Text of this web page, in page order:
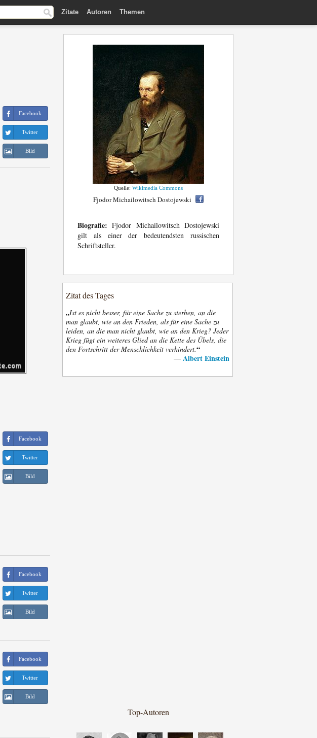
Zitate Autoren Themen
Facebook
Twitter
Bild
Facebook
Twitter
Bild
Facebook
Twitter
Bild
Facebook
Twitter
Bild
Quelle: Wikimedia Commons
Fjodor Michailowitsch Dostojewski
Biografie: Fjodor Michailowitsch Dostojewski
gilt als einer der bedeutendsten russischen
Schriftsteller.
Zitat des Tages
„Ist es nicht besser, für eine Sache zu sterben, an die
man glaubt, wie an den Frieden, als für eine Sache zu
leiden, an die man nicht glaubt, wie an den Krieg? Jeder
Krieg fügt ein weiteres Glied an die Kette des Übels, die
den Fortschritt der Menschlichkeit verhindert.“
— Albert Einstein
Top-Autoren